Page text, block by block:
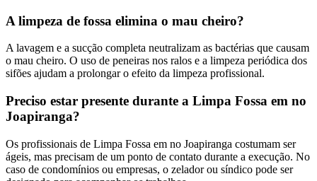
A limpeza de fossa elimina o mau cheiro?
A lavagem e a sucção completa neutralizam as bactérias que causam
o mau cheiro. O uso de peneiras nos ralos e a limpeza periódica dos
sifões ajudam a prolongar o efeito da limpeza profissional.
Preciso estar presente durante a Limpa Fossa em no
Joapiranga?
Os profissionais de Limpa Fossa em no Joapiranga costumam ser
ágeis, mas precisam de um ponto de contato durante a execução. No
caso de condomínios ou empresas, o zelador ou síndico pode ser